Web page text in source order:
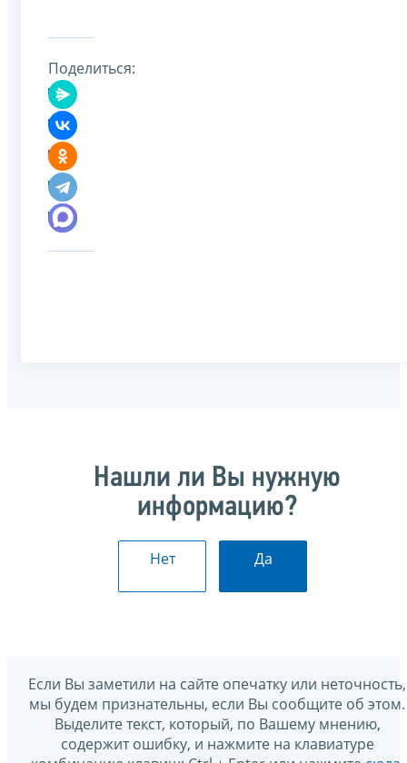
Поделиться:
Нашли ли Вы нужную
информацию?
Нет Да
Если Вы заметили на сайте опечатку или неточность,
мы будем признательны, если Вы сообщите об этом.
Выделите текст, который, по Вашему мнению,
содержит ошибку, и нажмите на клавиатуре